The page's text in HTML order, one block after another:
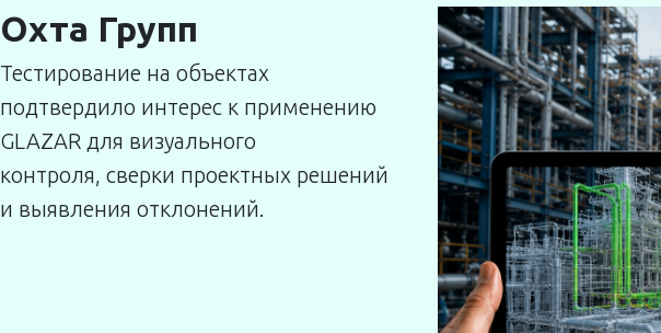
Охта Групп
Тестирование на объектах
подтвердило интерес к применению
GLAZAR для визуального
контроля, сверки проектных решений
и выявления отклонений.